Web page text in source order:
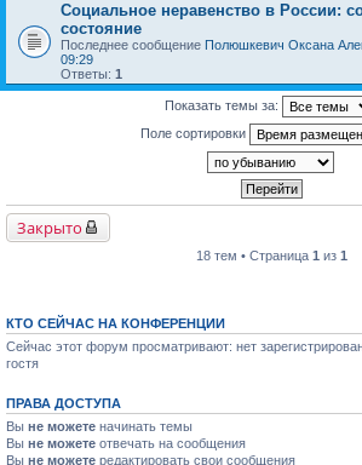
Социальное неравенство в России:
состояние
Последнее сообщение Полюшкевич Оксана
09:29
Ответы: 1
Показать темы за:
Поле сортировки
Закрыто
18 тем • Страница 1 из 1
КТО СЕЙЧАС НА КОНФЕРЕНЦИИ
Сейчас этот форум просматривают: нет
гостя
ПРАВА ДОСТУПА
Вы не можете начинать темы
Вы не можете отвечать на сообщения
Вы не можете редактировать свои сообщения